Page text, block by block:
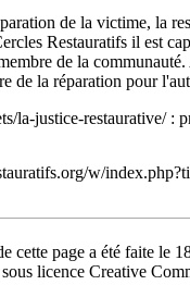
de la victime, la
Restauratifs il est
de la
de la réparation pour
la-justice-restaurative/:
w/
cette page a été faite le
licence Creative